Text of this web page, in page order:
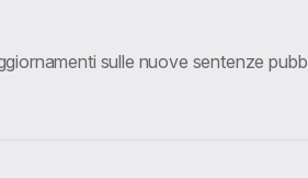
sulle nuove sentenze